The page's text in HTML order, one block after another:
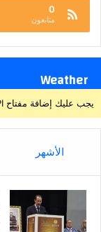
0
متابعون
Weather
يجب عليك إضافة مفتاح API للطقس من خلال صفحة إعدادات القالب > الدمج
الأشهر